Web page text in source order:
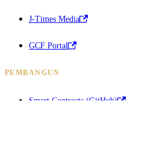
J-Times Media
GCF Portal
PEMBANGUN
Smart Contracts (GitHub)